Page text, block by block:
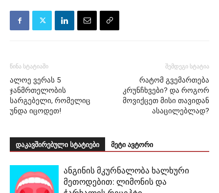
წინა სტატიაში
ალოე ვერას 5
ჯანმრთელობის
სარგებელი, რომელიც
უნდა იცოდეთ!
შემდეგი სტატია
რატომ გვემართება
კრუნჩხვები? და როგორ
მოვიქცეთ მისი თავიდან
ასაცილებლად?
დაკავშირებული სტატიები მეტი ავტორი
ანგინის მკურნალობა ხალხური
მეთოდებით: ლიმონის და